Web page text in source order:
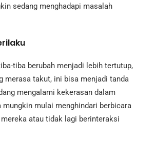
sedang menghadapi masalah
tiba berubah menjadi lebih tertutup,
merasa takut, ini bisa menjadi tanda
mengalami kekerasan dalam
mungkin mulai menghindari berbicara
atau tidak lagi berinteraksi